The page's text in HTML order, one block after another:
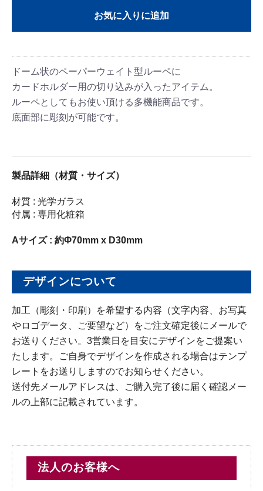
お気に入りに追加
ドーム状のペーパーウェイト型ルーペに
カードホルダー用の切り込みが入ったアイテム。
ルーペとしてもお使い頂ける多機能商品です。
底面部に彫刻が可能です。
製品詳細（材質・サイズ）
材質 : 光学ガラス
付属 : 専用化粧箱
Aサイズ : 約Φ70mm x D30mm
デザインについて
加工（彫刻・印刷）を希望する内容（文字内容、お写真
やロゴデータ、ご要望など）をご注文確定後にメールで
お送りください。3営業日を目安にデザインをご提案い
たします。ご自身でデザインを作成される場合はテンプ
レートをお送りしますのでお知らせください。
送付先メールアドレスは、ご購入完了後に届く確認メー
ルの上部に記載されています。
法人のお客様へ